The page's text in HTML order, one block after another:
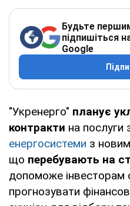
Будьте
підпишіться
Google
"Укренерго" планує
контракти на послуги
енергосистеми з
що перебувають на
допоможе інвесторам
прогнозувати